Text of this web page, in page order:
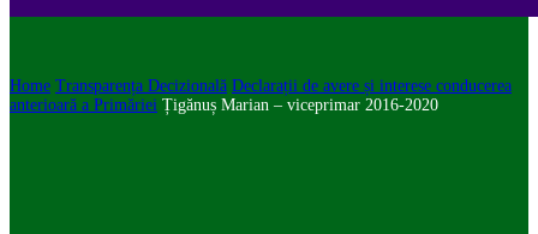
Home Transparența Decizională Declarații de avere și interese conducerea
anterioară a Primăriei Țigănuș Marian – viceprimar 2016-2020